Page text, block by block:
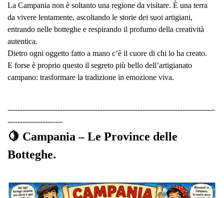
La Campania non è soltanto una regione da visitare. È una terra
da vivere lentamente, ascoltando le storie dei suoi artigiani,
entrando nelle botteghe e respirando il profumo della creatività
autentica.
Dietro ogni oggetto fatto a mano c’è il cuore di chi lo ha creato.
E forse è proprio questo il segreto più bello dell’artigianato
campano: trasformare la tradizione in emozione viva.
-----------------------------------------------------------------------------------
----------------------
🍋 Campania – Le Province delle
Botteghe.